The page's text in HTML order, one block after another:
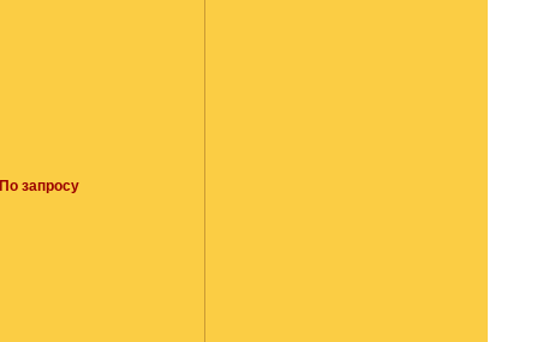
По запросу